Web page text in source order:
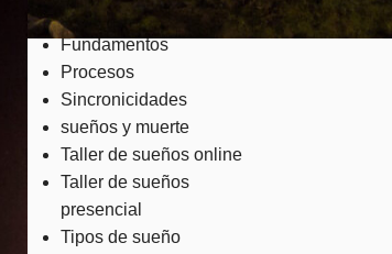
Fisiología
Fundamentos
Procesos
Sincronicidades
sueños y muerte
Taller de sueños online
Taller de sueños
presencial
Tipos de sueño